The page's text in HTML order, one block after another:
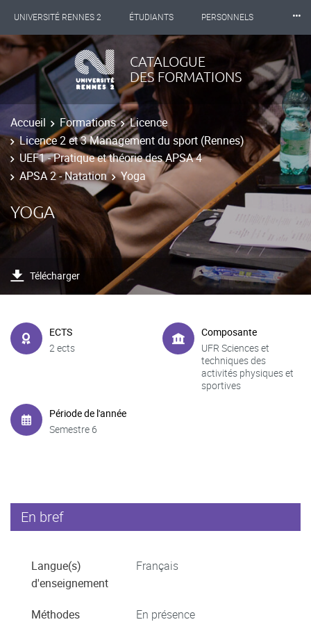
UNIVERSITÉ RENNES 2 ÉTUDIANTS PERSONNELS
INTERNATIONAL PROFESSIONNELS BIBLIOTHÈQUES
LES NOUVELLES DE RENNES 2
⸱⸱⸱
CATALOGUE
DES FORMATIONS
Accueil Formations
Licence
Licence 2 et 3 Management du sport (Rennes)
UEF1 - Pratique et théorie des APSA 4
APSA 2 - Natation
Yoga
YOGA
Télécharger
ECTS
2 ects
Composante
UFR Sciences et
techniques des
activités physiques et
sportives
Période de l'année
Semestre 6
En bref
Langue(s)
d'enseignement
Français
Méthodes
En présence